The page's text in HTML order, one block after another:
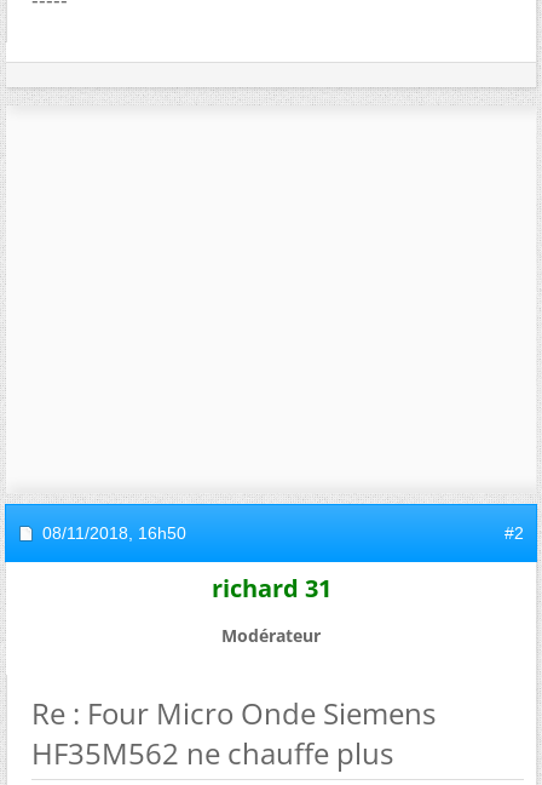
08/11/2018, 16h50 #2
richard 31
Modérateur
Re : Four Micro Onde Siemens
HF35M562 ne chauffe plus